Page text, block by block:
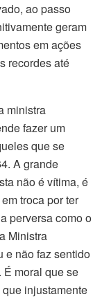
ao passo
geram
em ações
recordes até
ministra
fazer um
que se
A grande
não é vítima, é
troca por ter
perversa como o
Ministra
e não faz sentido
É moral que se
injustamente